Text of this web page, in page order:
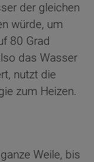
der gleichen
würde, um
80 Grad
das Wasser
nutzt die
zum Heizen.
Weile, bis